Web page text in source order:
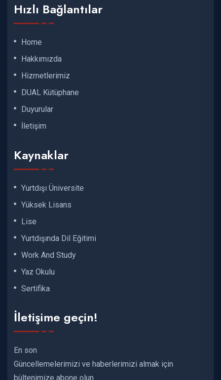
Hızlı Bağlantılar
Home
Hakkımızda
Hizmetlerimiz
DUAL Kütüphane
Duyurular
İletişim
Kaynaklar
Yurtdışı Üniversite
Yüksek Lisans
Lise
Yurtdışında Dil Eğitimi
Work And Study
Yaz Okulu
Sertifika
İletişime geçin!
En son
Güncellemelerimizi ve haberlerimizi almak için
bültenimize abone olun